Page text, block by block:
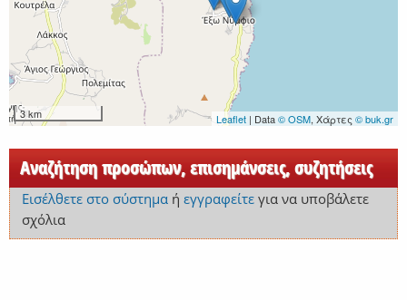
3 km Leaflet | Data© OSM, Χάρτες © buk.gr
Αναζήτηση προσώπων, επισημάνσεις, συζητήσεις
Εισέλθετε στο σύστημαή εγγραφείτεγια να υποβάλετε
σχόλια